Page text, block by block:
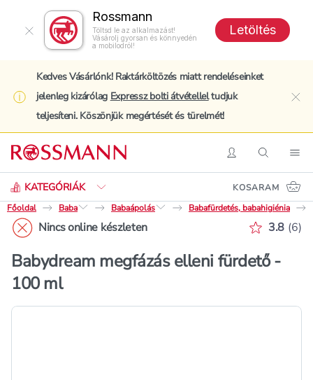
Rossmann
Töltsd le az alkalmazást!
Vásárolj gyorsan és könnyedén
a mobilodról!
Letöltés
Kedves Vásárlónk! Raktárköltözés miatt rendeléseinket
jelenleg kizárólag Expressz bolti átvételleltudjuk
teljesíteni. Köszönjük megértését és türelmét!
BelépésKeresés
KATEGÓRIÁK
Keresés
KOSARAM
Főoldal
Baba Babaápolás Babafürdetés, babahigiénia
Nincs online készleten 3.8 (6)
Babydream megfázás elleni fürdető -
100 ml